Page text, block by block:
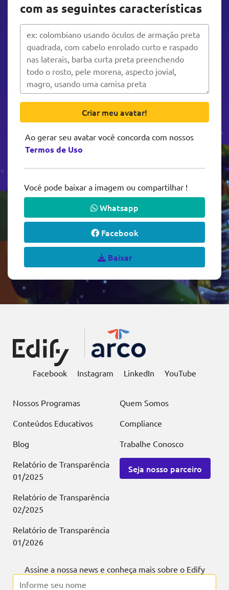
com as seguintes características
Criar meu avatar!
Ao gerar seu avatar você concorda com nossos
Termos de Uso
Você pode baixar a imagem ou compartilhar !
Whatsapp
Facebook
Baixar
Facebook Instagram LinkedIn YouTube
Nossos Programas
Conteúdos Educativos
Blog
Relatório de Transparência
01/2025
Relatório de Transparência
02/2025
Relatório de Transparência
01/2026
Quem Somos
Compliance
Trabalhe Conosco
Seja nosso parceiro
Assine a nossa news e conheça mais sobre o Edify